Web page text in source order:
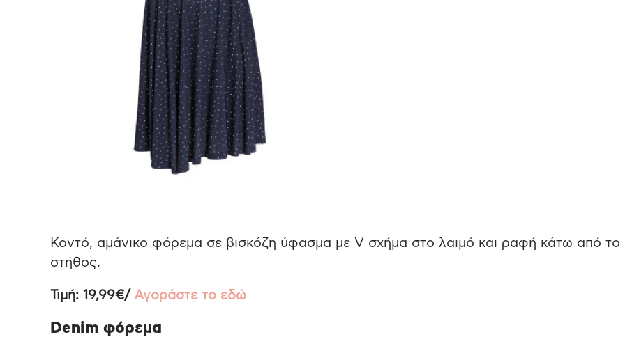
Κοντό, αμάνικο φόρεμα σε βισκόζη ύφασμα με V σχήμα στο λαιμό και ραφή κάτω από το
στήθος.
Τιμή: 19,99€/ Αγοράστε το εδώ
Denim φόρεμα